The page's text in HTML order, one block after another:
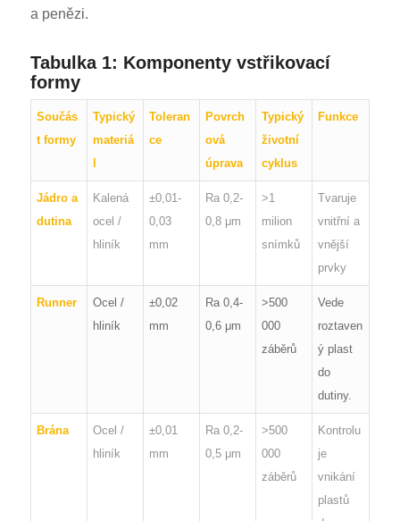
a penězi.
Tabulka 1: Komponenty vstřikovací
formy
Součás
t formy
Typický
materiá
Toleran
ce
Povrch
ová
úprava
Typický
životní
cyklus
Funkce
Jádro a
dutina
Kalená
ocel /
hliník
±0,01-
0,03
mm
Ra 0,2-
0,8 μm
>1
milion
snímků
Tvaruje
vnitřní a
vnější
prvky
Runner
Ocel /
hliník
±0,02
mm
Ra 0,4-
0,6 μm
>500
000
záběrů
Vede
roztaven
ý plast
do
dutiny.
Brána
Ocel /
hliník
±0,01
mm
Ra 0,2-
0,5 μm
>500
000
záběrů
Kontrolu
je
vnikání
plastů